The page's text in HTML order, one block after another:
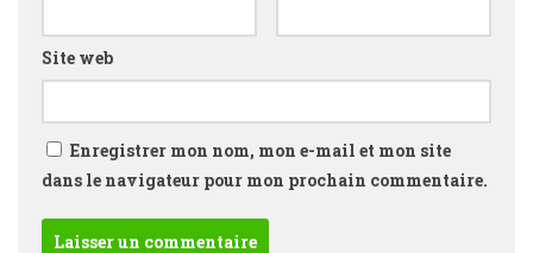
Site web
Enregistrer mon nom, mon e-mail et mon site
dans le navigateur pour mon prochain commentaire.